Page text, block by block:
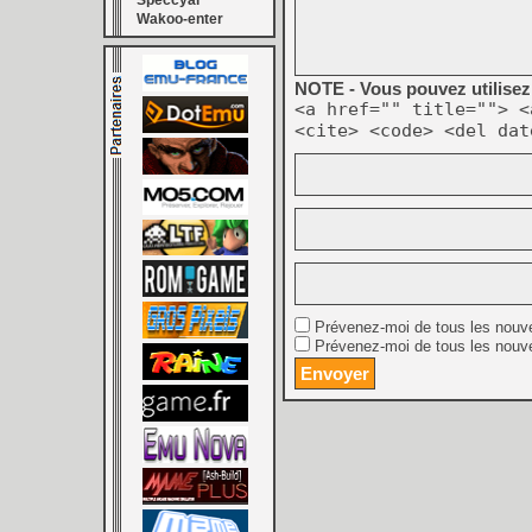
Wakoo-enter
NOTE - Vous pouvez
<a href="" title="">
<cite> <code> <del
Prévenez-moi de tous les
Prévenez-moi de tous les